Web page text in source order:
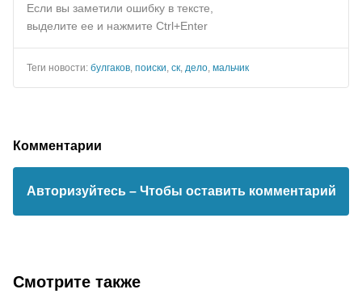
Если вы заметили ошибку в тексте,
выделите ее и нажмите Ctrl+Enter
Теги новости: булгаков поиски ск дело мальчик
Комментарии
Авторизуйтесь – Чтобы оставить комментарий
Смотрите также